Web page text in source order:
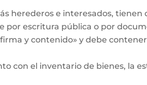
herederos e interesados,
por escritura pública o por
y contenido» y debe
con el inventario de bienes, la